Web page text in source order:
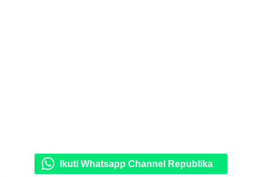
Ikuti Whatsapp Channel Republika